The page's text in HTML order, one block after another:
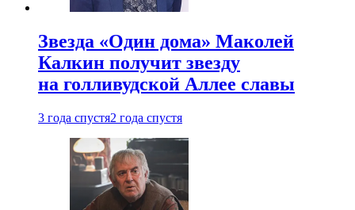
Звезда «Один дома» Маколей
Калкин получит звезду
на голливудской Аллее славы
3 года спустя2 года спустя